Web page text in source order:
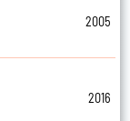
2005
2016